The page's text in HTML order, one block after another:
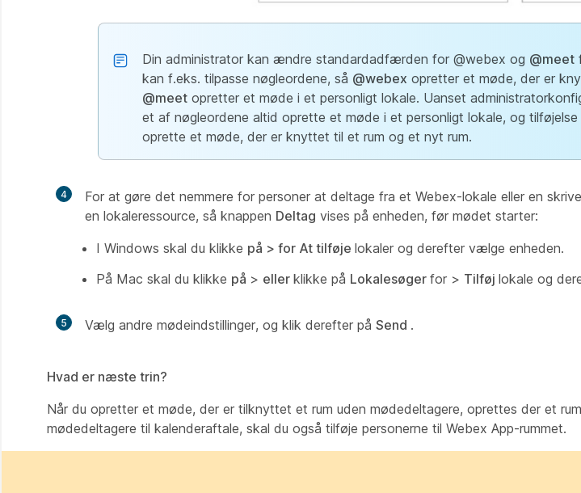
Din administrator kan ændre standardadfærden for @webex og @meet
kan f.eks. tilpasse nøgleordene, så @webex opretter et møde, der er
@meet opretter et møde i et personligt lokale. Uanset
et af nøgleordene altid oprette et møde i et personligt lokale, og
oprette et møde, der er knyttet til et rum og et nyt rum.
4
For at gøre det nemmere for personer at deltage fra et Webex-lokale eller en
en lokaleressource, så knappen Deltag vises på enheden, før mødet starter:
I Windows skal du klikke på > for At tilføje lokaler og derefter vælge enheden.
På Mac skal du klikke på > eller klikke på Lokalesøger for > Tilføj lokale og
5 Vælg andre mødeindstillinger, og klik derefter på Send .
Hvad er næste trin?
Når du opretter et møde, der er tilknyttet et rum uden mødedeltagere, oprettes der et
mødedeltagere til kalenderaftale, skal du også tilføje personerne til Webex App-rummet.